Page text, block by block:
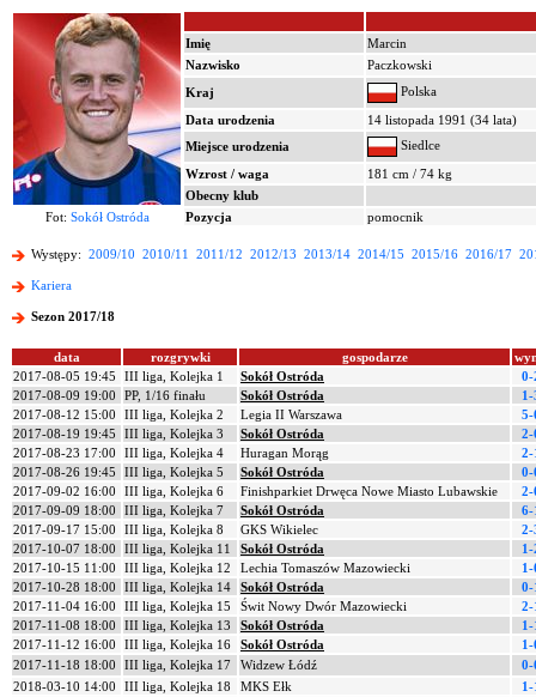
Imię
Marcin
Nazwisko
Paczkowski
Kraj
Polska
Data urodzenia
14 listopada 1991 (34 lata)
Miejsce urodzenia
Siedlce
Wzrost / waga
181 cm / 74 kg
Obecny klub
Fot: Sokół Ostróda Pozycja pomocnik
Występy: 2009/10 2010/11 2011/12 2012/13 2013/14 2014/15 2015/16 2016/17
Kariera
Sezon 2017/18
data rozgrywki gospodarze
2017-08-05 19:45
III liga, Kolejka 1 Sokół Ostróda
0-
2017-08-09 19:00
PP, 1/16 finału Sokół Ostróda
1-
2017-08-12 15:00
III liga, Kolejka 2 Legia II Warszawa
5-
2017-08-19 19:45
III liga, Kolejka 3 Sokół Ostróda
2-
2017-08-23 17:00
III liga, Kolejka 4 Huragan Morąg
2-
2017-08-26 19:45
III liga, Kolejka 5 Sokół Ostróda
0-
2017-09-02 16:00
III liga, Kolejka 6 Finishparkiet Drwęca Nowe Miasto Lubawskie
2-
2017-09-09 18:00
III liga, Kolejka 7 Sokół Ostróda
6-
2017-09-17 15:00
III liga, Kolejka 8 GKS Wikielec
2-
2017-10-07 18:00
III liga, Kolejka 11 Sokół Ostróda
1-
2017-10-15 11:00
III liga, Kolejka 12 Lechia Tomaszów Mazowiecki
1-
2017-10-28 18:00
III liga, Kolejka 14 Sokół Ostróda
0-
2017-11-04 16:00
III liga, Kolejka 15 Świt Nowy Dwór Mazowiecki
2-
2017-11-08 18:00
III liga, Kolejka 13 Sokół Ostróda
1-
2017-11-12 16:00
III liga, Kolejka 16 Sokół Ostróda
1-
2017-11-18 18:00
III liga, Kolejka 17 Widzew Łódź
0-
2018-03-10 14:00
III liga, Kolejka 18 MKS Ełk
1-